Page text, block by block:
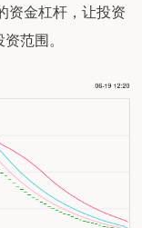
资金杠杆，让投资
范围。